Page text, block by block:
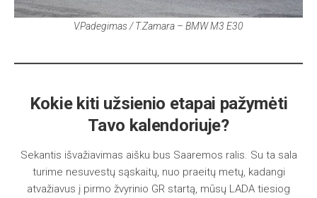
V.Padegimas / T.Zamara – BMW M3 E30
Kokie kiti užsienio etapai pažymėti
Tavo kalendoriuje?
Sekantis išvažiavimas aišku bus Saaremos ralis. Su ta sala
turime nesuvestų sąskaitų, nuo praeitų metų, kadangi
atvažiavus į pirmo žvyrinio GR startą, mūsų LADA tiesiog